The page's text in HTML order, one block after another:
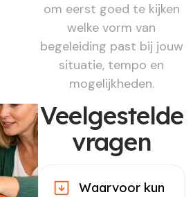
om eerst goed te kijken
welke vorm van
begeleiding past bij jouw
situatie, tempo en
mogelijkheden.
Veelgestelde
vragen
Waarvoor kun